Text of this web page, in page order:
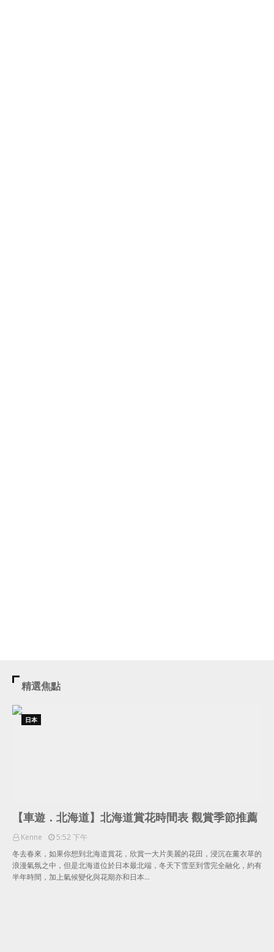
精選焦點
日本
【車遊．北海道】北海道賞花時間表 觀賞季節推薦
Kenne
5:52 下午
冬去春來，如果你想到北海道賞花，欣賞一大片美麗的花田，浸沉在薰衣草的
浪漫氣氛之中，但是北海道位於日本最北端，冬天下雪至到雪完全融化，約有
半年時間，加上氣候變化與花期亦和日本…